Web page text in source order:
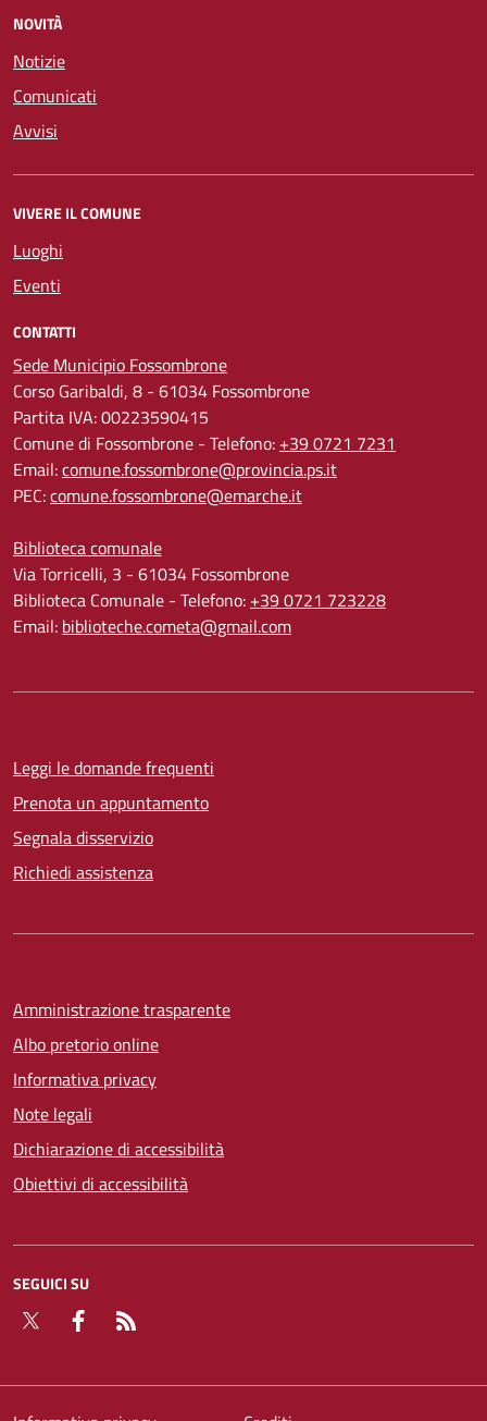
NOVITÀ
Notizie
Comunicati
Avvisi
VIVERE IL COMUNE
Luoghi
Eventi
CONTATTI
Sede Municipio Fossombrone
Corso Garibaldi, 8 - 61034 Fossombrone
Partita IVA: 00223590415
Comune di Fossombrone - Telefono: +39 0721 7231
Email:comune.fossombrone@provincia.ps.it
PEC:comune.fossombrone@emarche.it
Biblioteca comunale
Via Torricelli, 3 - 61034 Fossombrone
Biblioteca Comunale - Telefono: +39 0721 723228
Email: biblioteche.cometa@gmail.com
Leggi le domande frequenti
Prenota un appuntamento
Segnala disservizio
Richiedi assistenza
Amministrazione trasparente
Albo pretorio online
Informativa privacy
Note legali
Dichiarazione di accessibilità
Obiettivi di accessibilità
SEGUICI SU
Twitter Facebook